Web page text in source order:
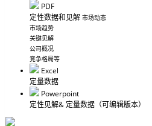
PDF
定性数据和见解 市场动态
市场趋势
关键见解
公司概况
竞争格局等
Excel
定量数据
Powerpoint
定性见解& 定量数据 （可编辑版本）